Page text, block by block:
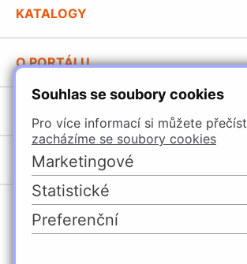
Souhlas se soubory cookies
Pro více informací si můžete přečíst
zacházíme se soubory cookies
Marketingové
Statistické
Preferenční
KATALOGY
Stavební katalog Häfele
Brožury Häfele
O PORTÁLU
Provozovatel portálu
Jak používat portál
Úchytky
Nábytkové kování
Vybavení kuchyní
Osvětlení a elektro
POBOČKY
Domašín
Vyškov